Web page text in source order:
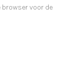
voor de